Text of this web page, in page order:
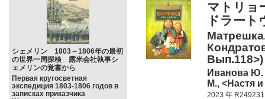
シェメリン 1803～1806年の最初
の世界一周探検 露米会社執事シ
ェメリンの覚書から
Первая кругосветная
экспедиция 1803-1806 годов в
записках приказчика
マトリ
ドラート
Вып.118>)
Иванова Ю.
М., <Настя
2023 年 R249231